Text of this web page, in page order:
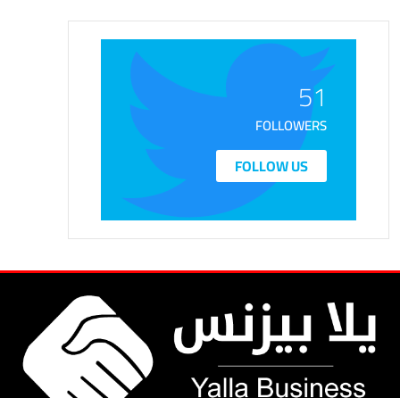
51
FOLLOWERS
FOLLOW US